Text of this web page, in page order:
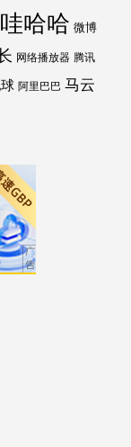
哇哈哈 微博
网络播放器 腾讯
阿里巴巴 马云